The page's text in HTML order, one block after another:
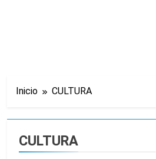
Inicio CULTURA
CULTURA